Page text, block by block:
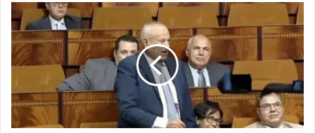
أبرشان
يتهم
وزارة
الفلاحة
بحصر
المشاريع
القروية
في
دوائر